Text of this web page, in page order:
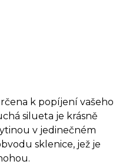
k popíjení vašeho
silueta je krásně
v jedinečném
sklenice, jež je